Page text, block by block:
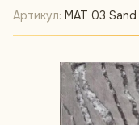
Артикул: MAT 03 Sand